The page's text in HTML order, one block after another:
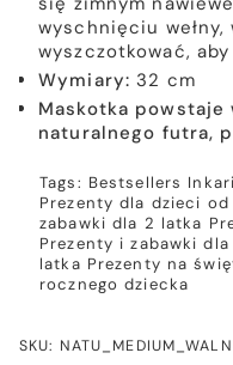
wyschnięciu
wyszczotkować,
Wymiary: 32 cm
Maskotka powstaje
naturalnego futra,
Tags: Bestsellers Inkari
Prezenty dla dzieci
zabawki dla 2 latka
Prezenty i zabawki
latka Prezenty na
rocznego dziecka
SKU: